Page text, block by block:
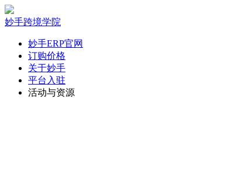
妙手跨境学院
妙手ERP官网
订购价格
关于妙手
平台入驻
活动与资源